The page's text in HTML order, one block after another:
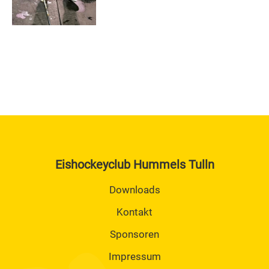
KM II / Senioren / Hobby / Monducks
TrainingszeitenEishockeyclub Hummels Tulln
Downloads
Kontakt
Sponsoren
Impressum